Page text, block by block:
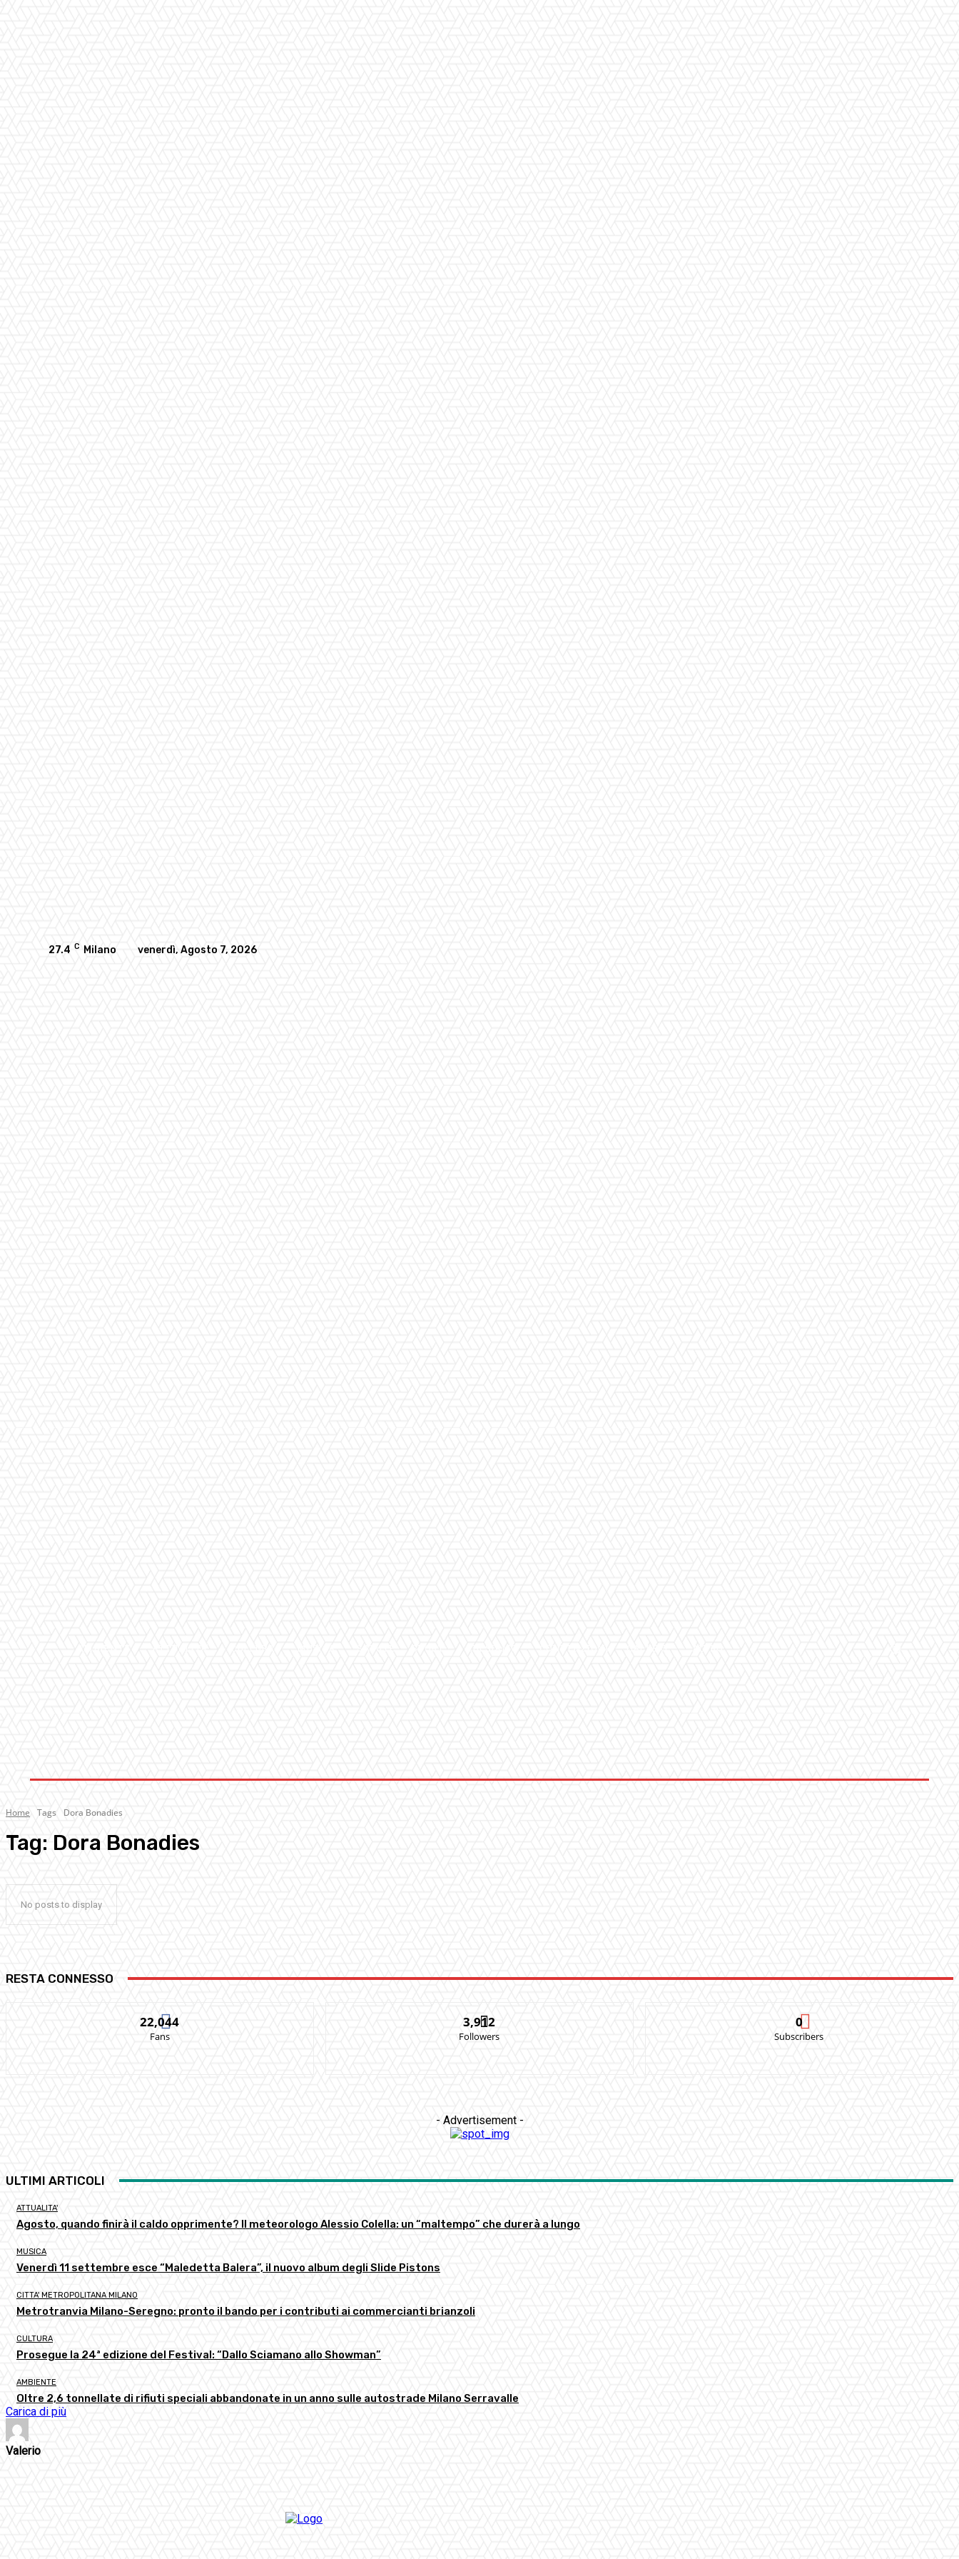
27.4 C Milano venerdì, Agosto 7, 2026
Home Tags Dora Bonadies
Tag: Dora Bonadies
No posts to display
RESTA CONNESSO
22,044
Fans
3,912
Followers
0
Subscribers
- Advertisement -
ULTIMI ARTICOLI
ATTUALITA'
Agosto, quando finirà il caldo opprimente? Il meteorologo Alessio Colella: un “maltempo” che durerà a lungo
MUSICA
Venerdì 11 settembre esce “Maledetta Balera”, il nuovo album degli Slide Pistons
CITTA' METROPOLITANA MILANO
Metrotranvia Milano-Seregno: pronto il bando per i contributi ai commercianti brianzoli
CULTURA
Prosegue la 24ª edizione del Festival: “Dallo Sciamano allo Showman”
AMBIENTE
Oltre 2,6 tonnellate di rifiuti speciali abbandonate in un anno sulle autostrade Milano Serravalle
Carica di più
Valerio